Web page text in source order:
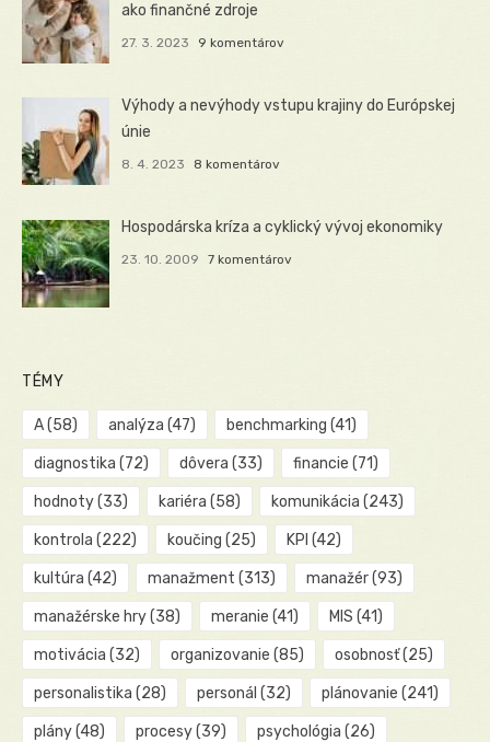
ako finančné zdroje
27. 3. 2023 9 komentárov
Výhody a nevýhody vstupu krajiny do Európskej
únie
8. 4. 2023 8 komentárov
Hospodárska kríza a cyklický vývoj ekonomiky
23. 10. 2009 7 komentárov
TÉMY
A(58) analýza (47) benchmarking (41)
diagnostika (72) dôvera (33) financie (71)
hodnoty(33) kariéra (58) komunikácia (243)
kontrola (222) koučing (25) KPI (42)
kultúra (42) manažment (313) manažér(93)
manažérske hry(38) meranie (41) MIS (41)
motivácia (32) organizovanie (85) osobnosť(25)
personalistika (28) personál (32) plánovanie (241)
plány(48) procesy(39) psychológia (26)